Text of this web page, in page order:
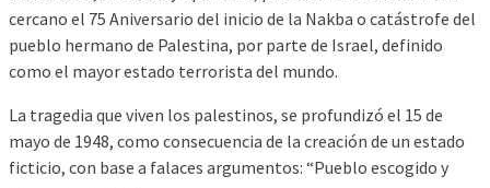
cercano el 75 Aniversario del inicio de la Nakba o catástrofe del
pueblo hermano de Palestina, por parte de Israel, definido
como el mayor estado terrorista del mundo.
La tragedia que viven los palestinos, se profundizó el 15 de
mayo de 1948, como consecuencia de la creación de un estado
ficticio, con base a falaces argumentos: “Pueblo escogido y